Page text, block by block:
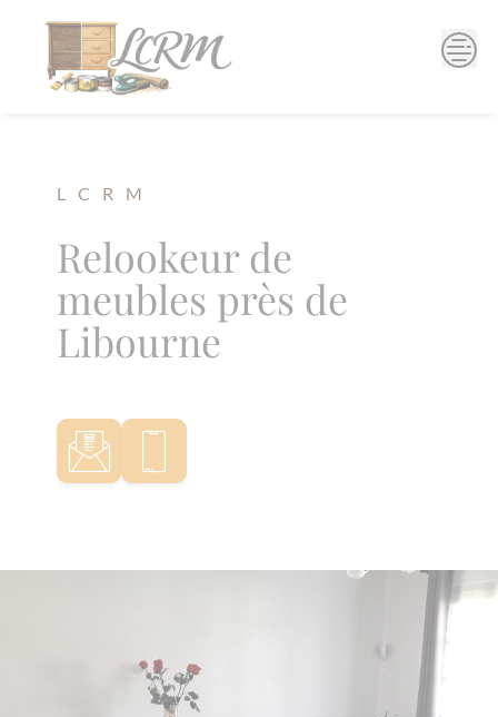
L C R M
Relookeur de
meubles près de
Libourne